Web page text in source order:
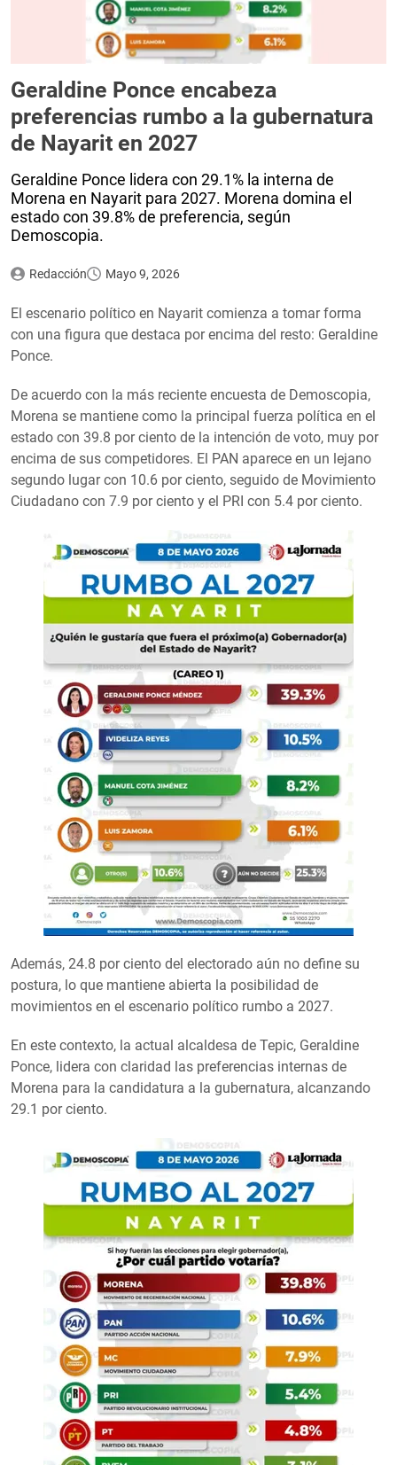
Geraldine Ponce encabeza
preferencias rumbo a la gubernatura
de Nayarit en 2027
Geraldine Ponce lidera con 29.1% la interna de
Morena en Nayarit para 2027. Morena domina el
estado con 39.8% de preferencia, según
Demoscopia.
Redacción Mayo 9, 2026
El escenario político en Nayarit comienza a tomar forma
con una figura que destaca por encima del resto: Geraldine
Ponce.
De acuerdo con la más reciente encuesta de Demoscopia,
Morena se mantiene como la principal fuerza política en el
estado con 39.8 por ciento de la intención de voto, muy por
encima de sus competidores. El PAN aparece en un lejano
segundo lugar con 10.6 por ciento, seguido de Movimiento
Ciudadano con 7.9 por ciento y el PRI con 5.4 por ciento.
Además, 24.8 por ciento del electorado aún no define su
postura, lo que mantiene abierta la posibilidad de
movimientos en el escenario político rumbo a 2027.
En este contexto, la actual alcaldesa de Tepic, Geraldine
Ponce, lidera con claridad las preferencias internas de
Morena para la candidatura a la gubernatura, alcanzando
29.1 por ciento.